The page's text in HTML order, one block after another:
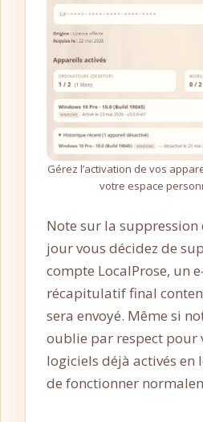
Gérez l’activation de vos
votre espace
Note sur la suppression
jour vous décidez de
compte LocalProse, un
récapitulatif final
sera envoyé. Même si
oublie par respect pour
logiciels déjà activés
de fonctionner